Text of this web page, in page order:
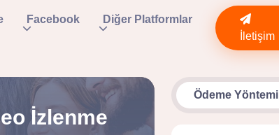
Facebook
Diğer Platformlar
İletişim
İzlenme
Ödeme Yöntemi